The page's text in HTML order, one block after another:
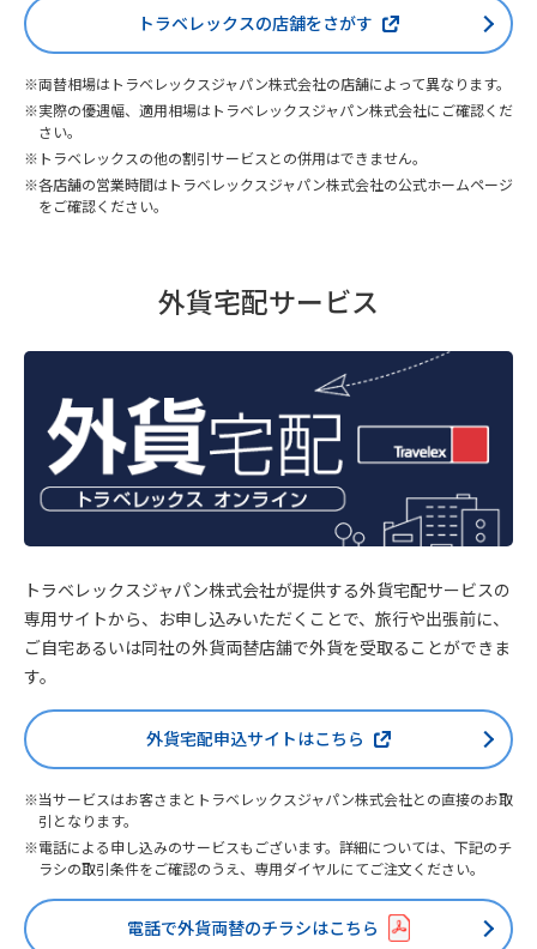
トラベレックスの店舗をさがす
両替相場はトラベレックスジャパン株式会社の店舗によって異なります。
実際の優遇幅、適用相場はトラベレックスジャパン株式会社にご確認くだ
さい。
トラベレックスの他の割引サービスとの併用はできません。
各店舗の営業時間はトラベレックスジャパン株式会社の公式ホームページ
をご確認ください。
外貨宅配サービス
トラベレックスジャパン株式会社が提供する外貨宅配サービスの
専用サイトから、お申し込みいただくことで、旅行や出張前に、
ご自宅あるいは同社の外貨両替店舗で外貨を受取ることができま
す。
外貨宅配申込サイトはこちら
当サービスはお客さまとトラベレックスジャパン株式会社との直接のお取
引となります。
電話による申し込みのサービスもございます。詳細については、下記のチ
ラシの取引条件をご確認のうえ、専用ダイヤルにてご注文ください。
電話で外貨両替のチラシはこちら